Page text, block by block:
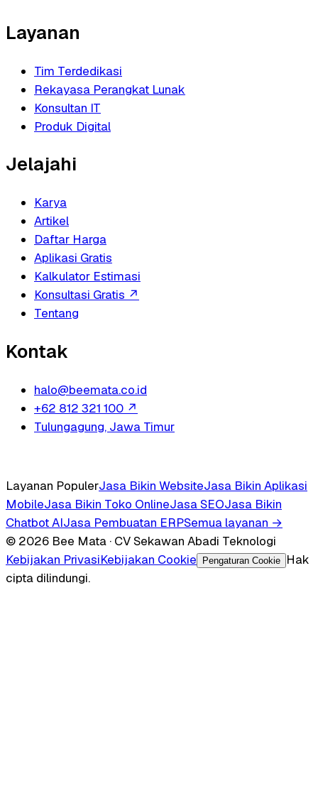
Layanan
Tim Terdedikasi
Rekayasa Perangkat Lunak
Konsultan IT
Produk Digital
Jelajahi
Karya
Artikel
Daftar Harga
Aplikasi Gratis
Kalkulator Estimasi
Konsultasi Gratis ↗
Tentang
Kontak
halo@beemata.co.id
+62 812 321 100 ↗
Tulungagung, Jawa Timur
Layanan PopulerJasa Bikin WebsiteJasa Bikin Aplikasi
MobileJasa Bikin Toko OnlineJasa SEOJasa Bikin
Chatbot AIJasa Pembuatan ERPSemua layanan →
© 2026 Bee Mata · CV Sekawan Abadi Teknologi
Kebijakan PrivasiKebijakan Cookie Pengaturan Cookie
Hak
cipta dilindungi.